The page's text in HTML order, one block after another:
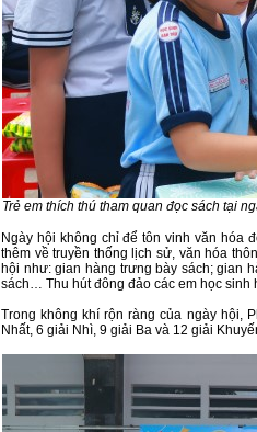
Trẻ em thích thú tham quan đọc sách tại
Ngày hội không chỉ để tôn vinh văn hóa
thêm về truyền thống lịch sử, văn hóa
hội như: gian hàng trưng bày sách; gian
sách… Thu hút đông đảo các em học sinh
Trong không khí rộn ràng của ngày hội,
Nhất, 6 giải Nhì, 9 giải Ba và 12 giải